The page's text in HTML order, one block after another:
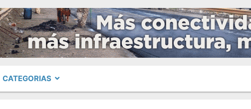
CATEGORIAS